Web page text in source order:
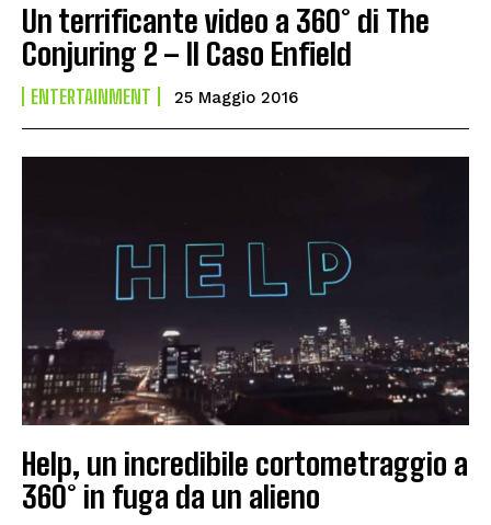
Un terrificante video a 360° di The
Conjuring 2 – Il Caso Enfield
ENTERTAINMENT 25 Maggio 2016
Help, un incredibile cortometraggio a
360° in fuga da un alieno